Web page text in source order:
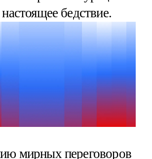
бедствие.
мирных переговоров